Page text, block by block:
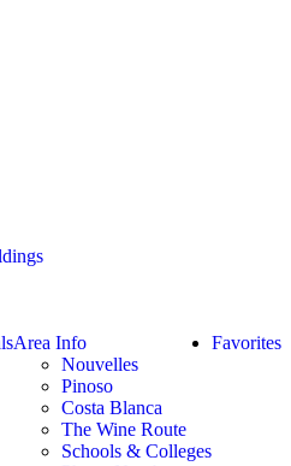
Favorites
Area Info
Nouvelles
Pinoso
Costa Blanca
The Wine Route
Schools & Colleges